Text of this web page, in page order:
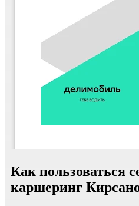
Как пользоваться
каршеринг